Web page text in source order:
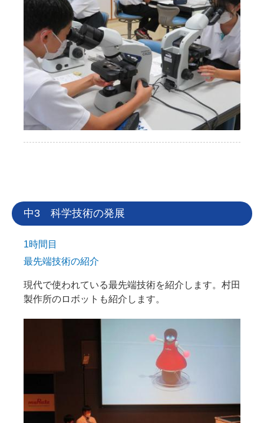
中3 科学技術の発展
1時間目
最先端技術の紹介
現代で使われている最先端技術を紹介します。村田
製作所のロボットも紹介します。